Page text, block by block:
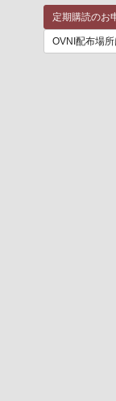
定期購読のお
OVNI配布場